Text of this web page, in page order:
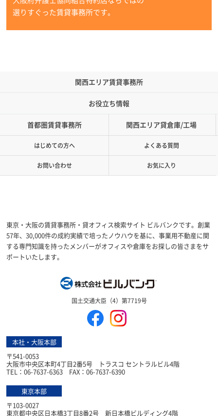
選りすぐった賃貸事務所です。
関西エリア賃貸事務所
お役立ち情報
首都圏賃貸事務所 関西エリア貸倉庫/工場
はじめての方へ よくある質問
お問い合わせ お気に入り
東京・大阪の賃貸事務所・貸オフィス検索サイト ビルバンクです。創業
57年、30,000件の成約実績で培ったノウハウを基に、事業用不動産に関
する専門知識を持ったメンバーがオフィスや倉庫をお探しの皆さまをサ
ポートいたします。
国土交通大臣（4）第7719号
本社・大阪本部
〒541-0053
大阪市中央区本町4丁目2番5号 トラスコ セントラルビル4階
TEL：06-7637-6363 FAX：06-7637-6390
東京本部
〒103-0027
東京都中央区日本橋3丁目8番2号 新日本橋ビルディング4階